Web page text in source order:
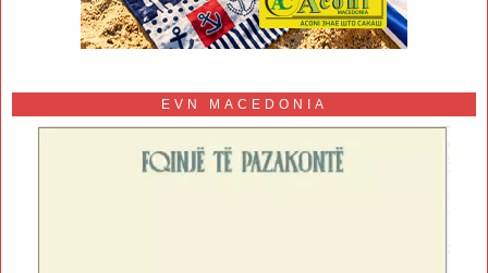
EVN MACEDONIA